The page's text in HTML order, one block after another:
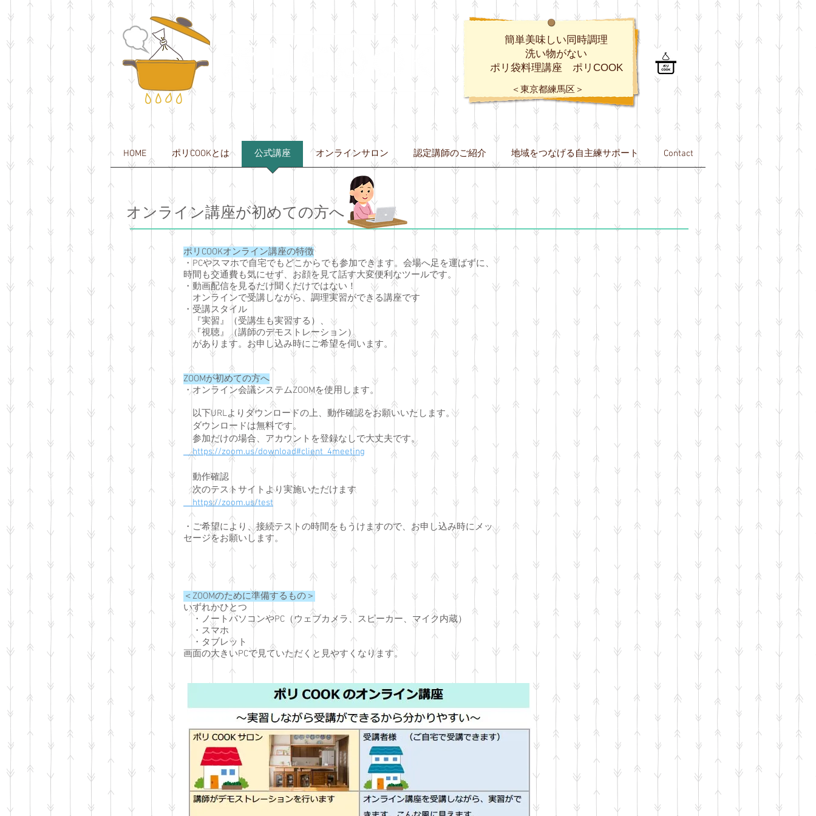
簡単美味しい同時調理
​洗い物がない
ポリ袋料理講座 ポリCOOK
​＜東京都練馬区＞
HOME ポリCOOKとは 公式講座 オンラインサロン 認定講師のご紹介 地域をつなげる自主練サポート Contact
オンライン講座が初めての方へ
ポリCOOKオンライン講座の特徴
・PCやスマホで自宅でもどこからでも参加できます。会場へ足を運ばずに、
時間も交通費も気にせず、お顔を見て話す大変便利なツールです。
・動画配信を見るだけ聞くだけではない！
オンラインで受講しながら、調理実習ができる講座です
・受講スタイル
『実習』（受講生も実習する）、
『視聴』（講師のデモストレーション）
があります。お申し込み時にご希望を伺います。
ZOOMが初めての方へ
・オンライン会議システムZOOMを使用します。
以下URLよりダウンロードの上、動作確認をお願いいたします。
ダウンロードは無料です。
参加だけの場合、アカウントを登録なしで大丈夫です。
https://zoom.us/download#client_4meeting
動作確認
次のテストサイトより実施いただけます
https://zoom.us/test
・ご希望により、接続テストの時間をもうけますので、お申し込み時にメッ
セージをお願いします。
＜ZOOMのために準備するもの＞
いずれかひとつ
・ノートパソコンや​PC（ウェブカメラ、スピーカー、マイク内蔵）
・スマホ
・タブレット
画面の大きいPCで見ていただくと見やすくなります。